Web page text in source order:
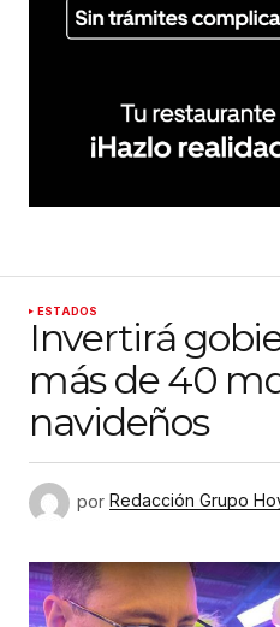
ESTADOS
Invertirá
más de 40
navideños
por Redacción Grupo